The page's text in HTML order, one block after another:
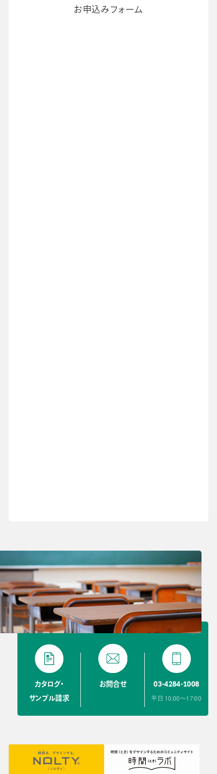
お申込みフォーム
カタログ・
サンプル請求
お問合せ 03-4284-1008
平日 10:00〜17:00